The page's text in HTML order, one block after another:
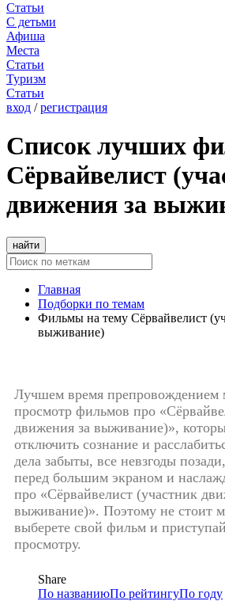
Статьи
С детьми
Афиша
Места
Статьи
Туризм
Статьи
вход /регистрация
Список лучших
Сёрвайвелист
движения за
найти
Главная
Подборки по темам
Фильмы на тему Сёрвайвелист
выживание)
Лучшем время препровождением
просмотр фильмов про
движения за выживание)»,
отключить сознание и
дела забыты, все невзгоды
перед большим экраном и
про «Сёрвайвелист (участник
выживание)». Поэтому не стоит
выберете свой фильм и
просмотру.
Share
По названиюПо рейтингуПо году